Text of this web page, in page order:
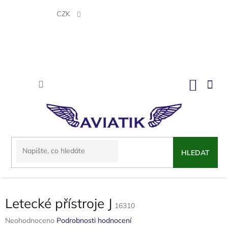
CZK
HLEDAT
Letecké přístroje J 16310
Průměrné
Neohodnoceno Podrobnosti hodnocení